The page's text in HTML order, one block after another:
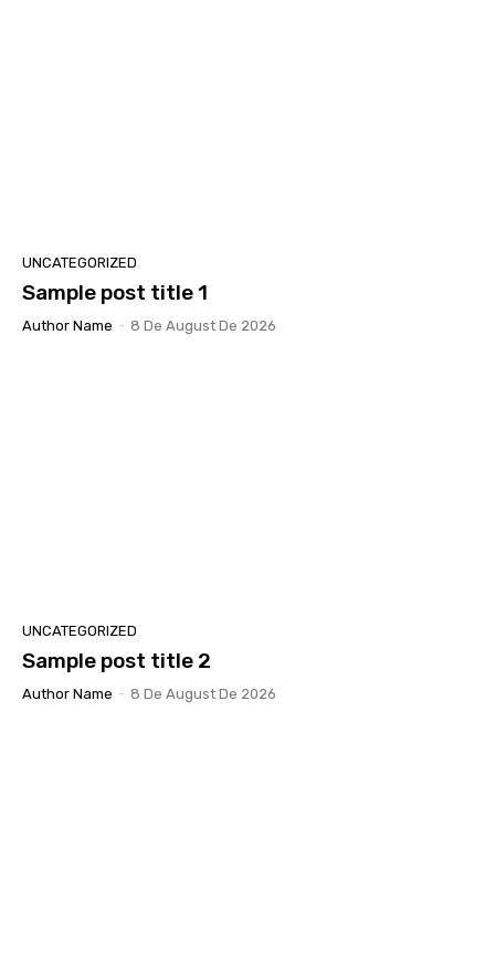
UNCATEGORIZED
Sample post title 1
Author Name - 8 De August De 2026
UNCATEGORIZED
Sample post title 2
Author Name - 8 De August De 2026